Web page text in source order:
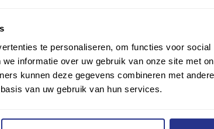
te personaliseren, om functies voor
informatie over uw gebruik van onze site met
kunnen deze gegevens combineren met
van uw gebruik van hun services.
helemaal niet erg.
ging ik opnieuw op stap, dit
leuke sfeer, lekker drankje… maar zie
zonder zitplaatsen. Doeipersonal space.
met een beetje vragen en
heb ik volop genoten van het